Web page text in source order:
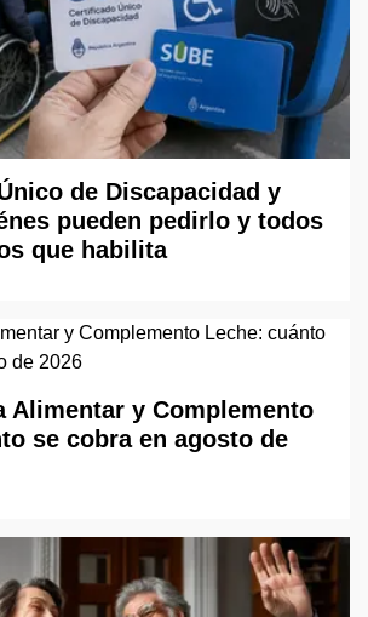
de Discapacidad y
pueden pedirlo y todos
que habilita
Alimentar y Complemento
se cobra en agosto de